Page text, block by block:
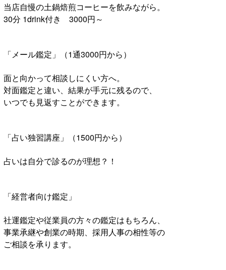
当店自慢の土鍋焙煎コーヒーを飲みながら。
30分 1drink付き 3000円～
「メール鑑定」（1通3000円から）
面と向かって相談しにくい方へ。
対面鑑定と違い、結果が手元に残るので、
いつでも見返すことができます。
「占い独習講座」（1500円から）
占いは自分で診るのが理想？！
「経営者向け鑑定」
社運鑑定や従業員の方々の鑑定はもちろん、
事業承継や創業の時期、採用人事の相性等の
ご相談を承ります。